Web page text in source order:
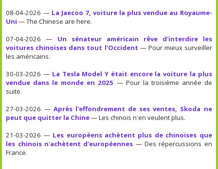
08-04-2026 — La Jaecoo 7, voiture la plus vendue au Royaume-
Uni — The Chinese are here.
07-04-2026 — Un sénateur américain rêve d'interdire les
voitures chinoises dans tout l'Occident — Pour mieux surveiller
les américains.
30-03-2026 — La Tesla Model Y était encore la voiture la plus
vendue dans le monde en 2025 — Pour la troisième année de
suite.
27-03-2026 — Après l'effondrement de ses ventes, Skoda ne
peut que quitter la Chine— Les chinois n'en veulent plus.
21-03-2026 — Les européens achètent plus de chinoises que
les chinois n'achètent d'européennes — Des répercussions en
France.